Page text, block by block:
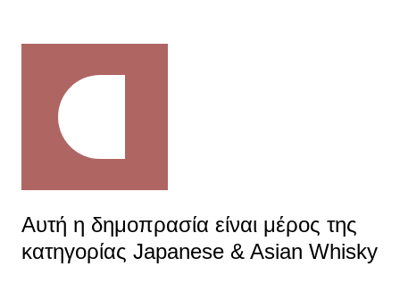
Αυτή η δημοπρασία είναι μέρος της
κατηγορίας Japanese & Asian Whisky